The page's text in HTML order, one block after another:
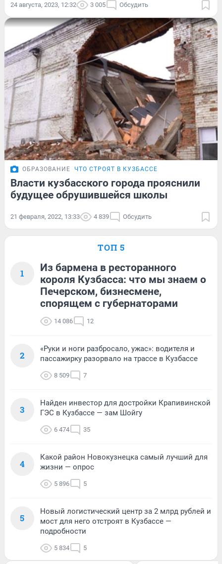
24 августа, 2023, 12:32 3 005 Обсудить
ОБРАЗОВАНИЕ ЧТО СТРОЯТ В КУЗБАССЕ
Власти кузбасского города прояснили
будущее обрушившейся школы
21 февраля, 2022, 13:33 4 839 Обсудить
ТОП 5
1
Из бармена в ресторанного
короля Кузбасса: что мы знаем о
Печерском, бизнесмене,
спорящем с губернаторами
14 086 12
2
«Руки и ноги разбросало, ужас»: водителя и
пассажирку разорвало на трассе в Кузбассе
8 509 7
3
Найден инвестор для достройки Крапивинской
ГЭС в Кузбассе — зам Шойгу
6 474 35
4
Какой район Новокузнецка самый лучший для
жизни — опрос
5 896 5
5
Новый логистический центр за 2 млрд рублей и
мост для него отстроят в Кузбассе —
подробности
5 834 5